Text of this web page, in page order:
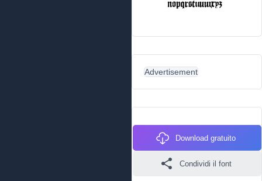
Advertisement
Download gratuito
Condividi il font